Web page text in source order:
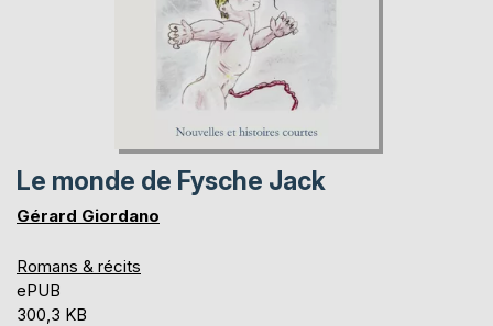
Le monde de Fysche Jack
Gérard Giordano
Romans & récits
ePUB
300,3 KB